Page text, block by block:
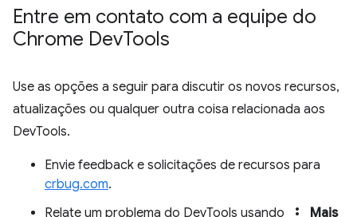
Entre em contato com a equipe do
Chrome DevTools
Use as opções a seguir para discutir os novos recursos,
atualizações ou qualquer outra coisa relacionada aos
DevTools.
Envie feedback e solicitações de recursos para
crbug.com.
Relate um problema do DevTools usando
Mais